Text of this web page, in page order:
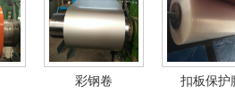
彩钢卷 扣板保护